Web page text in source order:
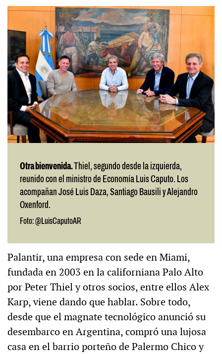
Otra bienvenida.Thiel, segundo desde la izquierda,
reunido con el ministro de Economía Luis Caputo. Los
acompañan José Luis Daza, Santiago Bausili y Alejandro
Oxenford.
Foto: @LuisCaputoAR
Palantir, una empresa con sede en Miami,
fundada en 2003 en la californiana Palo Alto
por Peter Thiel y otros socios, entre ellos Alex
Karp, viene dando que hablar. Sobre todo,
desde que el magnate tecnológico anunció su
desembarco en Argentina, compró una lujosa
casa en el barrio porteño de Palermo Chico y